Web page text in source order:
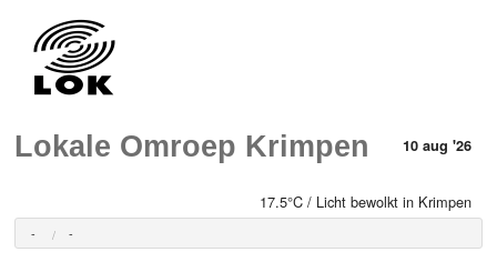
Lokale Omroep Krimpen 10 aug '26
17.5°C / Licht bewolkt in Krimpen
- -